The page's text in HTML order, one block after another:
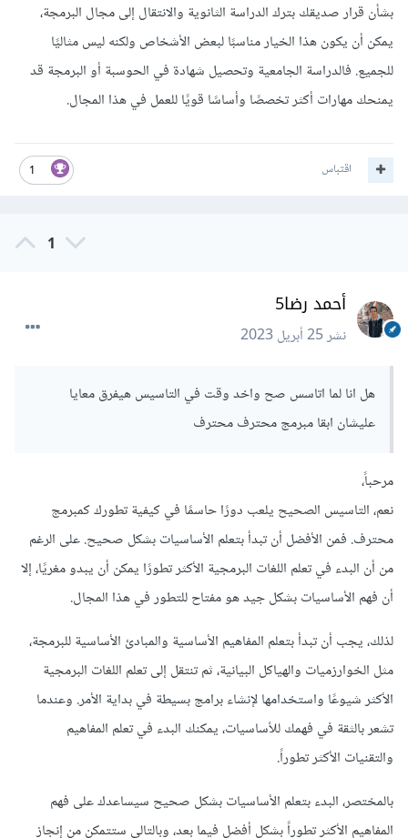
بشأن قرار صديقك بترك الدراسة الثانوية والانتقال إلى مجال البرمجة،
يمكن أن يكون هذا الخيار مناسبًا لبعض الأشخاص ولكنه ليس مثاليًا
للجميع. فالدراسة الجامعية وتحصيل شهادة في الحوسبة أو البرمجة قد
يمنحك مهارات أكثر تخصصًا وأساسًا قويًا للعمل في هذا المجال.
1 اقتباس
1
أحمد رضا5
نشر25 أبريل 2023
هل انا لما اتاسس صح واخد وقت في التاسيس هيفرق معايا
عليشان ابقا مبرمج محترف محترف
مرحباً،
نعم، التاسيس الصحيح يلعب دورًا حاسمًا في كيفية تطورك كمبرمج
محترف. فمن الأفضل أن تبدأ بتعلم الأساسيات بشكل صحيح. على الرغم
من أن البدء في تعلم اللغات البرمجية الأكثر تطورًا يمكن أن يبدو مغريًا، إلا
أن فهم الأساسيات بشكل جيد هو مفتاح للتطور في هذا المجال.
لذلك، يجب أن تبدأ بتعلم المفاهيم الأساسية والمبادئ الأساسية للبرمجة،
مثل الخوارزميات والهياكل البيانية، ثم تنتقل إلى تعلم اللغات البرمجية
الأكثر شيوعًا واستخدامها لإنشاء برامج بسيطة في بداية الأمر. وعندما
تشعر بالثقة في فهمك للأساسيات، يمكنك البدء في تعلم المفاهيم
والتقنيات الأكثر تطوراً.
بالمختصر، البدء بتعلم الأساسيات بشكل صحيح سيساعدك على فهم
المفاهيم الأكثر تطوراً بشكل أفضل فيما بعد، وبالتالي ستتمكن من إنجاز